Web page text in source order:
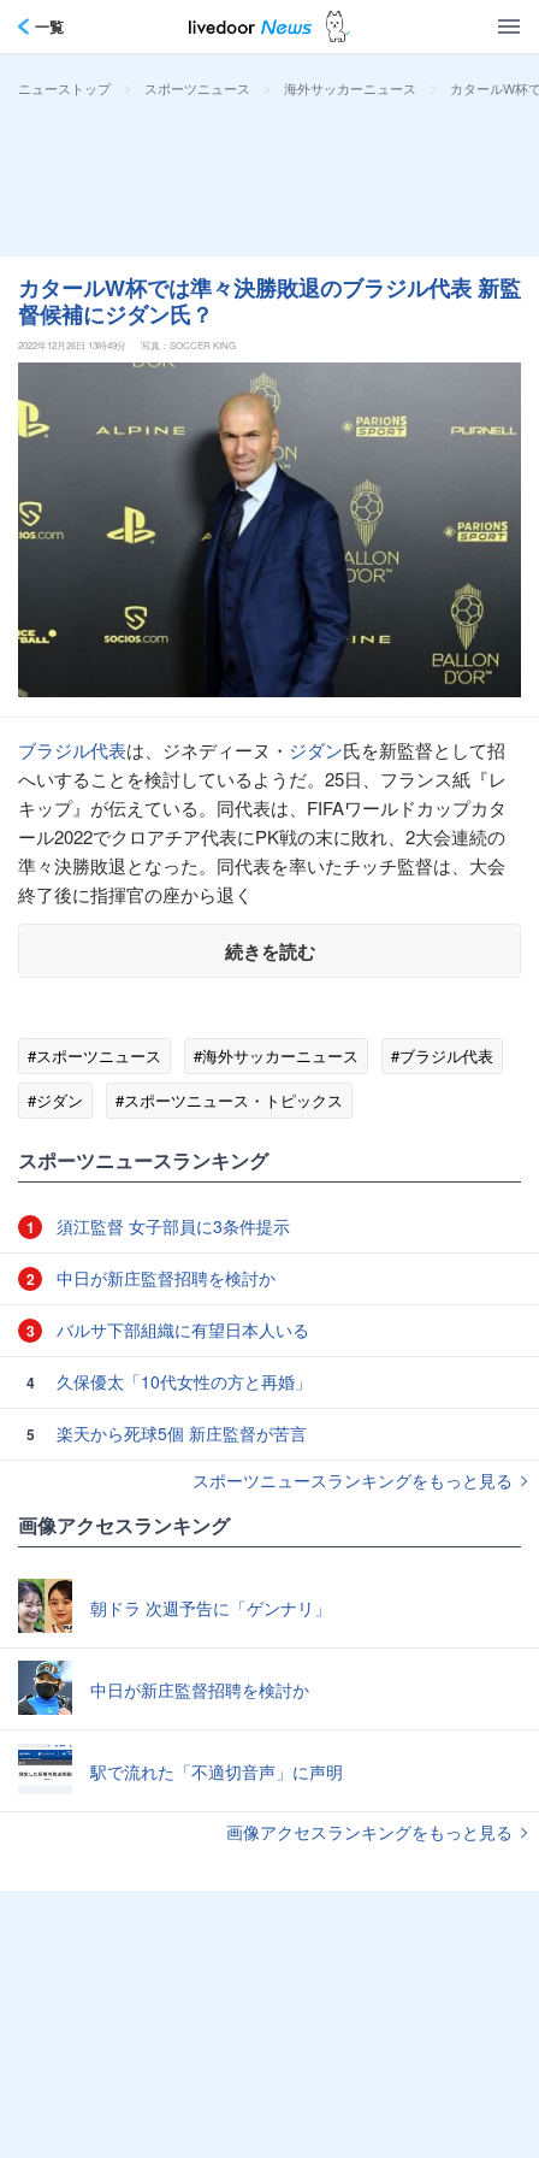
一覧
ニューストップ > スポーツニュース > 海外サッカーニュース > カタールW杯
カタールW杯では準々決勝敗退のブラジル代表 新監
督候補にジダン氏？
2022年12月26日 13時49分 写真：SOCCER KING
ブラジル代表は、ジネディーヌ・ ジダン氏を新監督として招
へいすることを検討しているようだ。25日、フランス紙『レ
キップ』が伝えている。同代表は、FIFAワールドカップカタ
ール2022でクロアチア代表にPK戦の末に敗れ、2大会連続の
準々決勝敗退となった。同代表を率いたチッチ監督は、大会
終了後に指揮官の座から退く
続きを読む
#スポーツニュース #海外サッカーニュース
#ブラジル代表
#ジダン
#スポーツニュース・トピックス
スポーツニュースランキング
1 須江監督 女子部員に3条件提示
2 中日が新庄監督招聘を検討か
3 バルサ下部組織に有望日本人いる
4 久保優太「10代女性の方と再婚」
5
楽天から死球5個 新庄監督が苦言
スポーツニュースランキングをもっと見る
画像アクセスランキング
朝ドラ 次週予告に「ゲンナリ」
中日が新庄監督招聘を検討か
駅で流れた「不適切音声」に声明
画像アクセスランキングをもっと見る